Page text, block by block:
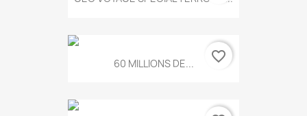
60 MILLIONS DE... favorite_border